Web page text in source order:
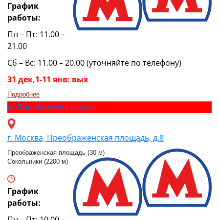
График
работы:
Пн – Пт: 11.00 –
21.00
Сб – Вс: 11.00 – 20.00 (уточняйте по телефону)
31 дек,1-11 янв: вых
Подробнее
м. Преображенская пл.
г. Москва, Преображенская площадь, д.8
Преображенская площадь (30 м)
Сокольники (2200 м)
График
работы: